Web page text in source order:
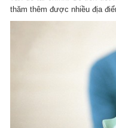
thăm thêm được nhiều địa